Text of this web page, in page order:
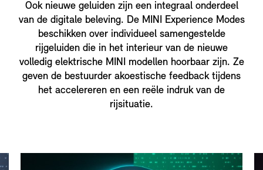
Ook nieuwe geluiden zijn een integraal onderdeel
van de digitale beleving. De MINI Experience Modes
beschikken over individueel samengestelde
rijgeluiden die in het interieur van de nieuwe
volledig elektrische MINI modellen hoorbaar zijn. Ze
geven de bestuurder akoestische feedback tijdens
het accelereren en een reële indruk van de
rijsituatie.